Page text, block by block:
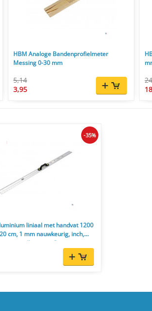
HBM Analoge Bandenprofielmeter
Messing 0-30 mm
5,14
3,95
liniaal met handvat 1200
cm, 1 mm nauwkeurig, inch,
en millimeter aflezing
-35%